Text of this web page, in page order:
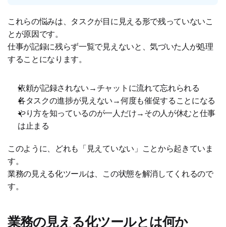
これらの悩みは、タスクが目に見える形で残っていないこ
とが原因です。
仕事が記録に残らず一覧で見えないと、気づいた人が処理
することになります。
依頼が記録されない→チャットに流れて忘れられる
各タスクの進捗が見えない→何度も催促することになる
やり方を知っているのが一人だけ→その人が休むと仕事
は止まる
このように、どれも「見えていない」ことから起きていま
す。
業務の見える化ツールは、この状態を解消してくれるので
す。
業務の見える化ツールとは何か